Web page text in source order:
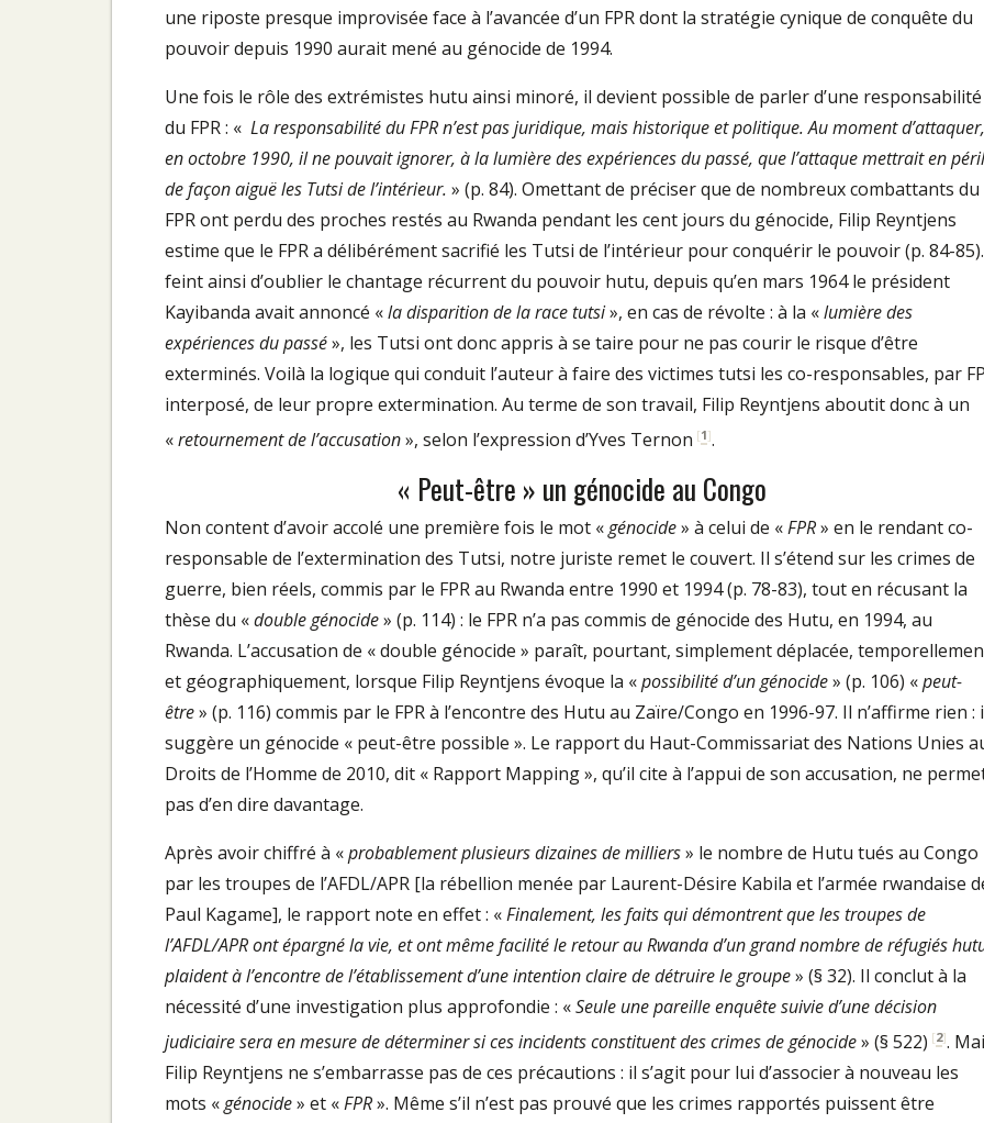
une riposte presque improvisée face à l’avancée d’un FPR dont la stratégie cynique de conquête du
pouvoir depuis 1990 aurait mené au génocide de 1994.
Une fois le rôle des extrémistes hutu ainsi minoré, il devient possible de parler d’une responsabilité
du FPR : « La responsabilité du FPR n’est pas juridique, mais historique et politique. Au moment d’attaquer,
en octobre 1990, il ne pouvait ignorer, à la lumière des expériences du passé, que l’attaque mettrait en péril
de façon aiguë les Tutsi de l’intérieur. » (p. 84). Omettant de préciser que de nombreux combattants du
FPR ont perdu des proches restés au Rwanda pendant les cent jours du génocide, Filip Reyntjens
estime que le FPR a délibérément sacrifié les Tutsi de l’intérieur pour conquérir le pouvoir (p. 84-
feint ainsi d’oublier le chantage récurrent du pouvoir hutu, depuis qu’en mars 1964 le président
Kayibanda avait annoncé «la disparition de la race tutsi», en cas de révolte : à la «lumière des
expériences du passé», les Tutsi ont donc appris à se taire pour ne pas courir le risque d’être
exterminés. Voilà la logique qui conduit l’auteur à faire des victimes tutsi les co-responsables, par
interposé, de leur propre extermination. Au terme de son travail, Filip Reyntjens aboutit donc à un
«retournement de l’accusation», selon l’expression d’Yves Ternon [1].
« Peut-être » un génocide au Congo
Non content d’avoir accolé une première fois le mot «génocide» à celui de «FPR» en le rendant co-
responsable de l’extermination des Tutsi, notre juriste remet le couvert. Il s’étend sur les crimes de
guerre, bien réels, commis par le FPR au Rwanda entre 1990 et 1994 (p. 78-83), tout en récusant la
thèse du «double génocide» (p. 114) : le FPR n’a pas commis de génocide des Hutu, en 1994, au
Rwanda. L’accusation de « double génocide » paraît, pourtant, simplement déplacée,
et géographiquement, lorsque Filip Reyntjens évoque la «possibilité d’un génocide» (p. 106) «peut-
être» (p. 116) commis par le FPR à l’encontre des Hutu au Zaïre/Congo en 1996-97. Il n’affirme rien :
suggère un génocide « peut-être possible ». Le rapport du Haut-Commissariat des Nations Unies
Droits de l’Homme de 2010, dit « Rapport Mapping », qu’il cite à l’appui de son accusation, ne
pas d’en dire davantage.
Après avoir chiffré à «probablement plusieurs dizaines de milliers» le nombre de Hutu tués au Congo
par les troupes de l’AFDL/APR [la rébellion menée par Laurent-Désire Kabila et l’armée rwandaise
Paul Kagame], le rapport note en effet : «Finalement, les faits qui démontrent que les troupes de
l’AFDL/APR ont épargné la vie, et ont même facilité le retour au Rwanda d’un grand nombre de réfugiés
plaident à l’encontre de l’établissement d’une intention claire de détruire le groupe» (§ 32). Il conclut à la
nécessité d’une investigation plus approfondie : «Seule une pareille enquête suivie d’une décision
judiciaire sera en mesure de déterminer si ces incidents constituent des crimes de génocide» (§ 522) [2].
Filip Reyntjens ne s’embarrasse pas de ces précautions : il s’agit pour lui d’associer à nouveau les
mots «génocide» et «FPR». Même s’il n’est pas prouvé que les crimes rapportés puissent être